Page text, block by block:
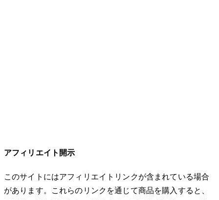
アフィリエイト開示
このサイトにはアフィリエイトリンクが含まれている場合
があります。これらのリンクを通じて商品を購入すると、